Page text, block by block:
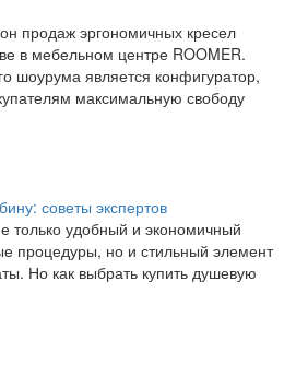
продаж эргономичных кресел
в мебельном центре ROOMER.
шоурума является конфигуратор,
максимальную свободу
советы экспертов
только удобный и экономичный
процедуры, но и стильный элемент
Но как выбрать купить душевую